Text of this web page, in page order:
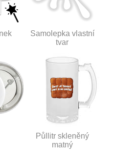
Samolepka vlastní
tvar
Půllitr skleněný
matný